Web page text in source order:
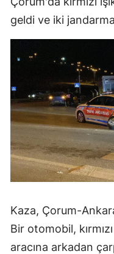
geldi ve iki
Kaza, Çorum-
Bir otomobil,
aracına arkadan